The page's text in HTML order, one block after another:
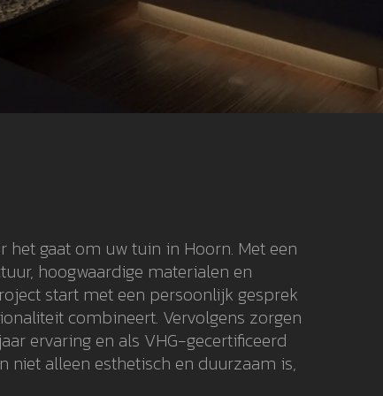
het gaat om uw tuin in Hoorn. Met een
hoogwaardige materialen en
start met een persoonlijk gesprek
combineert. Vervolgens zorgen
ervaring en als VHG-gecertificeerd
niet alleen esthetisch en duurzaam is,